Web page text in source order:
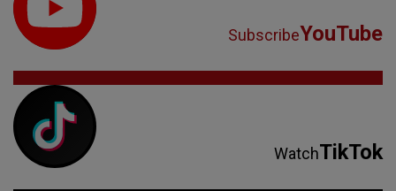
SubscribeYouTube
WatchTikTok